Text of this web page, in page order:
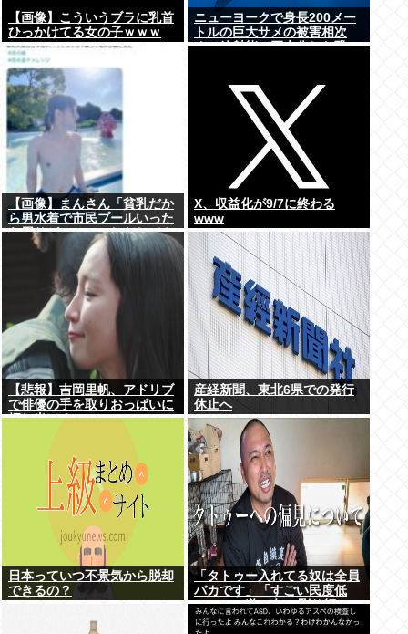
【画像】こういうブラに乳首
ひっかけてる女の子ｗｗｗ
ニューヨークで身長200メー
トルの巨大サメの被害相次
ぐ、放射能で巨大化した恐
【画像】まんさん「貧乳だか
ら男水着で市民プールいった
ら周りがコソコソしだしてや
ばいwww」5万いいね
X、収益化が9/7に終わる
www
【悲報】吉岡里帆、アドリブ
で俳優の手を取りおっぱいに
押し当てる
産経新聞、東北6県での発行
休止へ
日本っていつ不景気から脱却
できるの？
「タトゥー入れてる奴は全員
バカです」「すごい民度低
い」この道23年の彫り師
YouTuberの動画が話題